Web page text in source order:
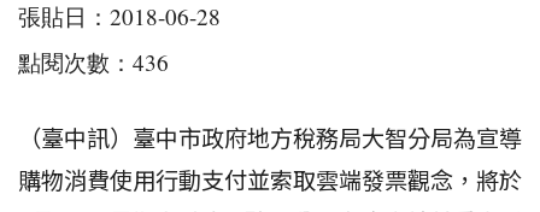
張貼日：2018-06-28
點閱次數：436
（臺中訊）臺中市政府地方稅務局大智分局為宣導
購物消費使用行動支付並索取雲端發票觀念，將於